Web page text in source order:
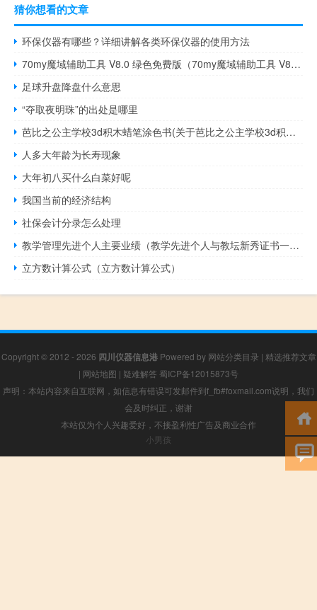
猜你想看的文章
环保仪器有哪些？详细讲解各类环保仪器的使用方法
70my魔域辅助工具 V8.0 绿色免费版（70my魔域辅助工具 V8.0 绿色免费版功能简介）
足球升盘降盘什么意思
“夺取夜明珠”的出处是哪里
芭比之公主学校3d积木蜡笔涂色书(关于芭比之公主学校3d积木蜡笔涂色书简述)
人多大年龄为长寿现象
大年初八买什么白菜好呢
我国当前的经济结构
社保会计分录怎么处理
教学管理先进个人主要业绩（教学先进个人与教坛新秀证书一样吗）
立方数计算公式（立方数计算公式）
Copyright © 2012 - 2026 四川仪器信息港Powered by 网站分类目录 | 精选推荐文章
| 网站地图 | 疑难解答 蜀ICP备12015873号
声明：本站内容来自互联网，如信息有错误可发邮件到f_fb#foxmail.com说明，我们
会及时纠正，谢谢
本站仅为个人兴趣爱好，不接盈利性广告及商业合作
小男孩